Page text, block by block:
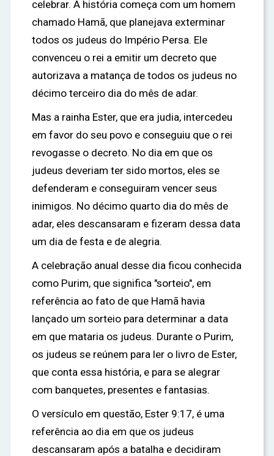
celebrar. A história começa com um homem
chamado Hamã, que planejava exterminar
todos os judeus do Império Persa. Ele
convenceu o rei a emitir um decreto que
autorizava a matança de todos os judeus no
décimo terceiro dia do mês de adar.
Mas a rainha Ester, que era judia, intercedeu
em favor do seu povo e conseguiu que o rei
revogasse o decreto. No dia em que os
judeus deveriam ter sido mortos, eles se
defenderam e conseguiram vencer seus
inimigos. No décimo quarto dia do mês de
adar, eles descansaram e fizeram dessa data
um dia de festa e de alegria.
A celebração anual desse dia ficou conhecida
como Purim, que significa "sorteio", em
referência ao fato de que Hamã havia
lançado um sorteio para determinar a data
em que mataria os judeus. Durante o Purim,
os judeus se reúnem para ler o livro de Ester,
que conta essa história, e para se alegrar
com banquetes, presentes e fantasias.
O versículo em questão, Ester 9:17, é uma
referência ao dia em que os judeus
descansaram após a batalha e decidiram